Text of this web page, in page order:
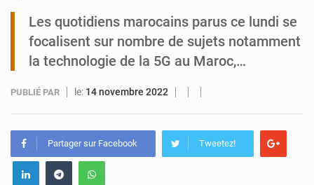
Tibiri : le dialogue, nouveau terrain de jeu pour la paix
Les quotidiens marocains parus ce lundi se
focalisent sur nombre de sujets notamment
la technologie de la 5G au Maroc,…
PUBLIÉ PAR le: 14 novembre 2022
Partager sur Facebook Tweetez!